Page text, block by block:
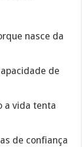
nasce da
de
a vida tenta
de confiança